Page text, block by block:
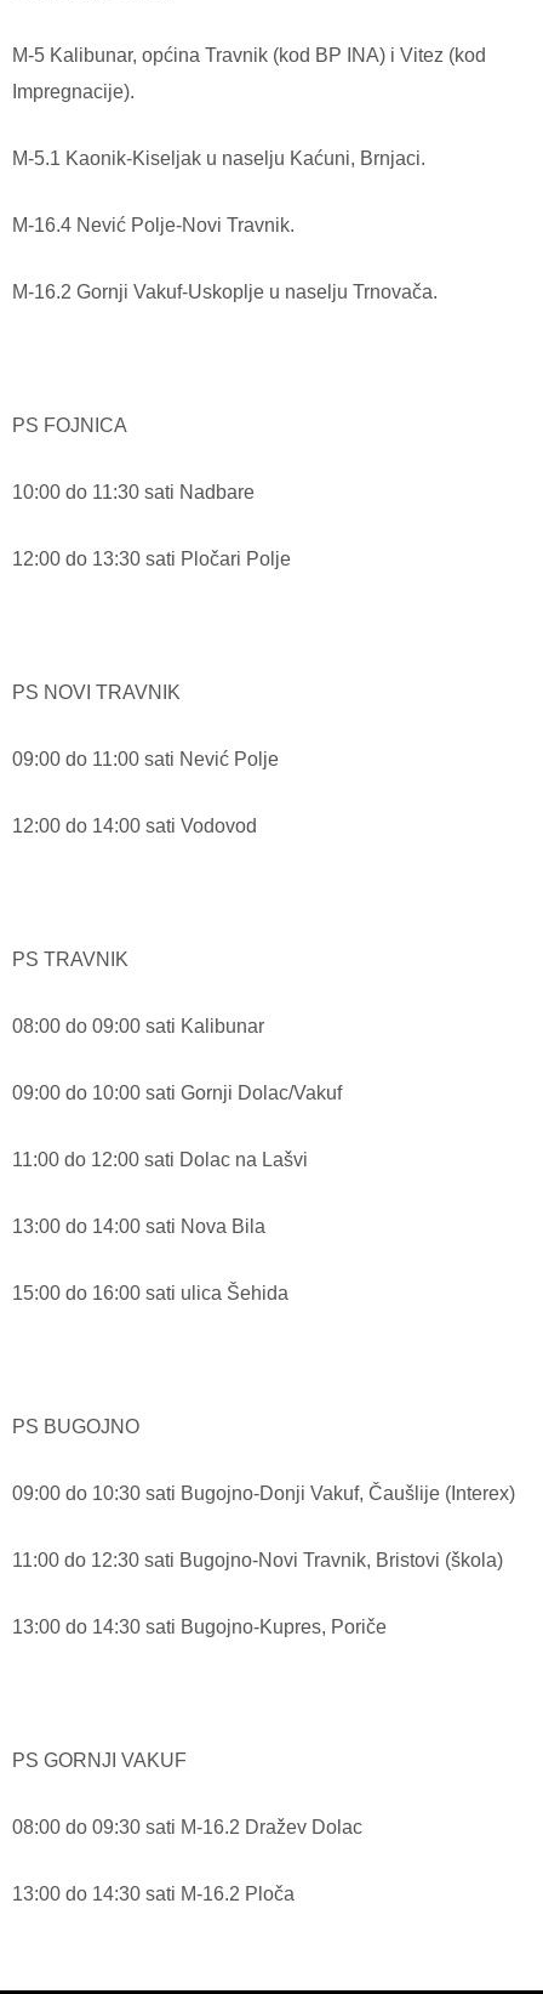
M-5 Kalibunar, općina Travnik (kod BP INA) i Vitez (kod
Impregnacije).
M-5.1 Kaonik-Kiseljak u naselju Kaćuni, Brnjaci.
M-16.4 Nević Polje-Novi Travnik.
M-16.2 Gornji Vakuf-Uskoplje u naselju Trnovača.
PS FOJNICA
10:00 do 11:30 sati Nadbare
12:00 do 13:30 sati Pločari Polje
PS NOVI TRAVNIK
09:00 do 11:00 sati Nević Polje
12:00 do 14:00 sati Vodovod
PS TRAVNIK
08:00 do 09:00 sati Kalibunar
09:00 do 10:00 sati Gornji Dolac/Vakuf
11:00 do 12:00 sati Dolac na Lašvi
13:00 do 14:00 sati Nova Bila
15:00 do 16:00 sati ulica Šehida
PS BUGOJNO
09:00 do 10:30 sati Bugojno-Donji Vakuf, Čaušlije (Interex)
11:00 do 12:30 sati Bugojno-Novi Travnik, Bristovi (škola)
13:00 do 14:30 sati Bugojno-Kupres, Poriče
PS GORNJI VAKUF
08:00 do 09:30 sati M-16.2 Dražev Dolac
13:00 do 14:30 sati M-16.2 Ploča